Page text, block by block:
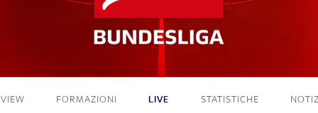
3 - 3
FORMAZIONI LIVE STATISTICHE